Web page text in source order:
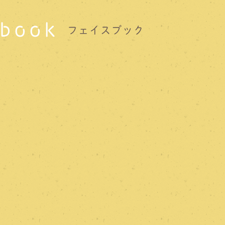
フェイスブック